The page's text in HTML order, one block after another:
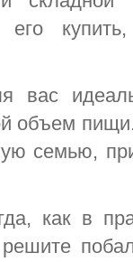
вас
объем
семью,
как в